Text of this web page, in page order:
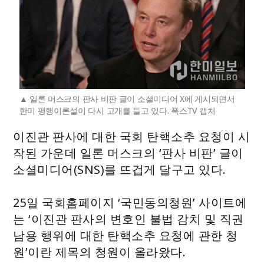
일론 머스크의 판사 비판 글이 소셜미디어 X에 게시되면서
한미 평행이론설이 다시 고개를 들고 있다. 폭스TV 캡처
이진관 판사에 대한 국회 탄핵소추 요청이 시
작된 가운데 일론 머스크의 ‘판사 비판’ 글이
소셜미디어(SNS)를 뜨겁게 달구고 있다.
25일 국회홈페이지 ‘국민동의청원’ 사이트에
는 ‘이진관 판사의 변호인 불법 감치 및 직권
남용 행위에 대한 탄핵소추 요청에 관한 청
원’이란 제목의 청원이 올라왔다.